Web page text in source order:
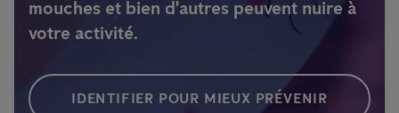
mouches et bien d'autres peuvent nuire à
votre activité.
IDENTIFIER POUR MIEUX PRÉVENIR